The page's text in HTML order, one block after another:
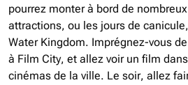
pourrez monter à bord de
attractions, ou les jours de
Water Kingdom. Imprégnez-vous
à Film City, et allez voir un film
cinémas de la ville. Le soir, allez